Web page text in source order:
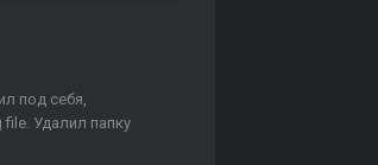
под себя,
Удалил папку